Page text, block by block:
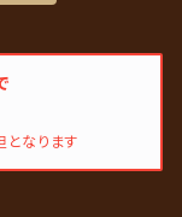
なります